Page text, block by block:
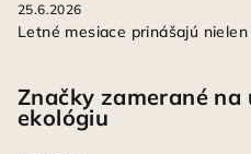
25.6.2026
Letné mesiace prinášajú
Značky zamerané
ekológiu